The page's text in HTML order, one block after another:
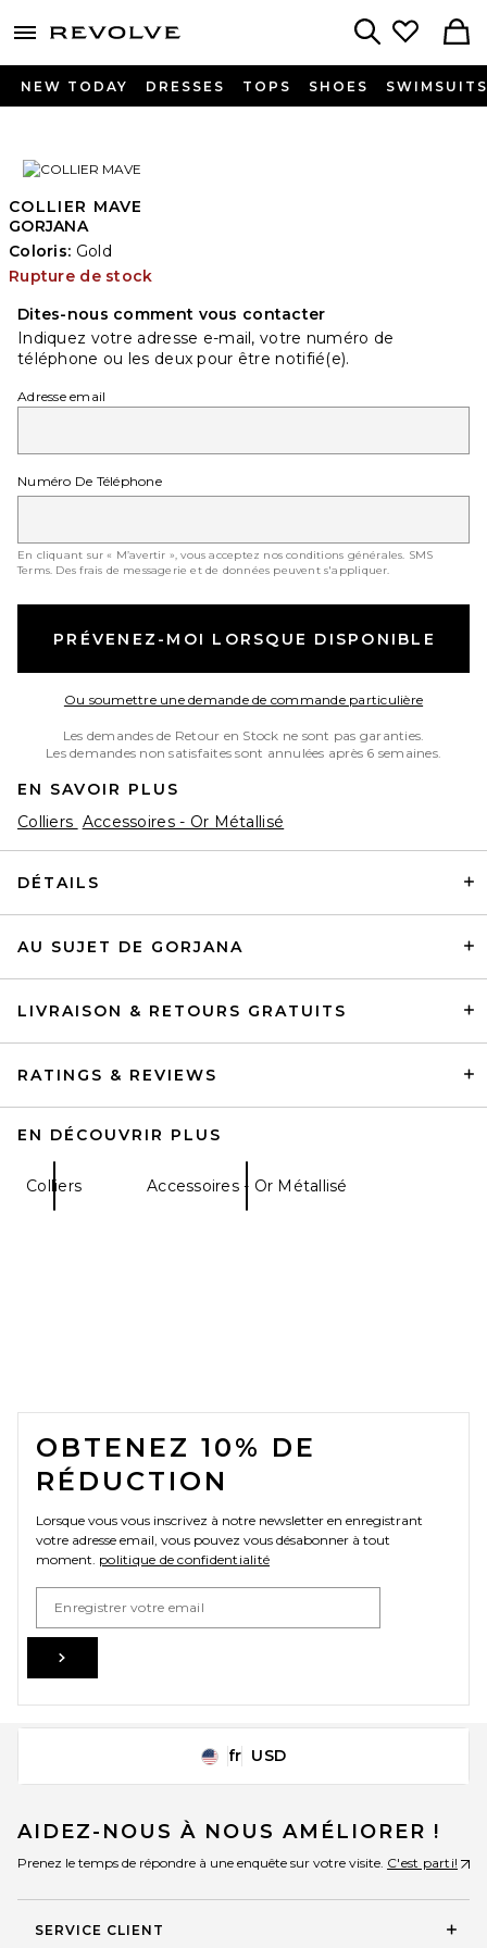
menu - shows more content
NEW TODAY DRESSES TOPS SHOES SWIMSUITS
COLLIER MAVE
GORJANA
Coloris: Gold
Rupture de stock
Dites-nous comment vous contacter
Indiquez votre adresse e-mail, votre numéro de
téléphone ou les deux pour être notifié(e).
Adresse email
Numéro De Téléphone
En cliquant sur « M’avertir », vous acceptez nos conditions générales. SMS
Terms. Des frais de messagerie et de données peuvent s'appliquer.
PRÉVENEZ-MOI LORSQUE DISPONIBLE
Ou soumettre une demande de commande particulièreOpens in
Les demandes de Retour en Stock ne sont pas garanties.
Les demandes non satisfaites sont annulées après 6 semaines.
EN SAVOIR PLUS
Colliers Accessoires - Or Métallisé
DÉTAILS
AU SUJET DE GORJANA
LIVRAISON & RETOURS GRATUITS
RATINGS & REVIEWS
EN DÉCOUVRIR PLUS
Colliers Accessoires - Or Métallisé
FOOTER
OBTENEZ 10% DE
RÉDUCTION
Lorsque vous vous inscrivez à notre newsletter en enregistrant
votre adresse email, vous pouvez vous désabonner à tout
moment. politique de confidentialité
Change Country Regions
fr USD
AIDEZ-NOUS À NOUS AMÉLIORER !
Prenez le temps de répondre à une enquête sur votre visite. C'est parti!
SERVICE CLIENT